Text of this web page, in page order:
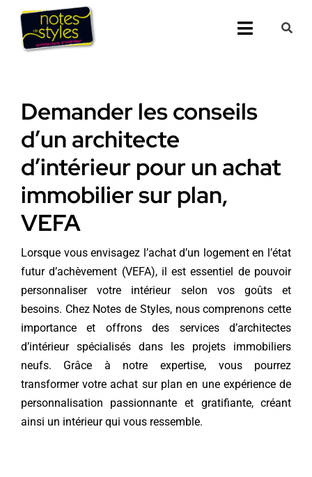
Passer
contenu
Toggle
Nos 25
Presse
Demander un
Contact
Demander les conseils
d’un architecte
d’intérieur pour un achat
immobilier sur plan,
VEFA
Lorsque vous envisagez l’achat d’un logement en l’état
futur d’achèvement (VEFA), il est essentiel de pouvoir
personnaliser votre intérieur selon vos goûts et
besoins. Chez Notes de Styles, nous comprenons cette
importance et offrons des services d’architectes
d’intérieur spécialisés dans les projets immobiliers
neufs. Grâce à notre expertise, vous pourrez
transformer votre achat sur plan en une expérience de
personnalisation passionnante et gratifiante, créant
ainsi un intérieur qui vous ressemble.